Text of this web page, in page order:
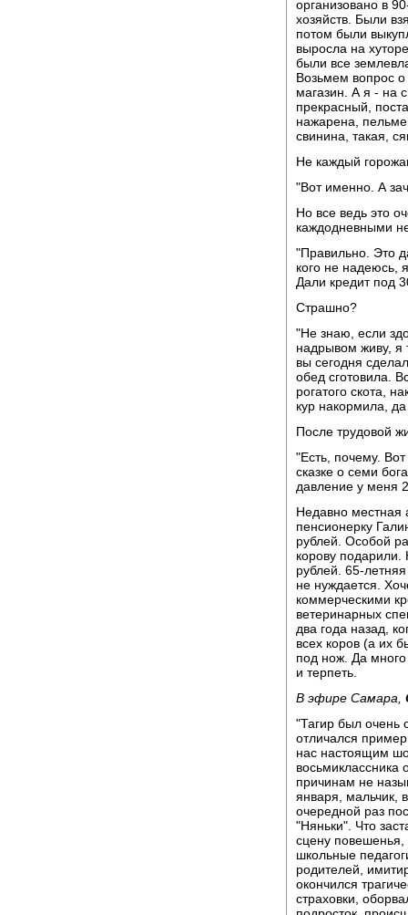
организовано в
хозяйств. Были
потом были
выросла на
были все
Возьмем вопрос
магазин. А я - на
прекрасный,
нажарена,
свинина, такая,
Не каждый
"Вот именно. А
Но все ведь это
каждодневными
"Правильно. Это
кого не надеюсь,
Дали кредит под
Страшно?
"Не знаю, если
надрывом живу, я
вы сегодня
обед сготовила.
рогатого скота,
кур накормила,
После трудовой
"Есть, почему.
сказке о семи
давление у меня
Недавно местная
пенсионерку
рублей. Особой
корову подарили.
рублей. 65-
не нуждается.
коммерческими
ветеринарных
два года назад,
всех коров (а их
под нож. Да много
и терпеть.
В эфире Самара,
"Тагир был очень
отличался
нас настоящим
причинам не
января, мальчик,
очередной раз
"Няньки". Что
сцену повешенья,
школьные
родителей,
окончился
страховки,